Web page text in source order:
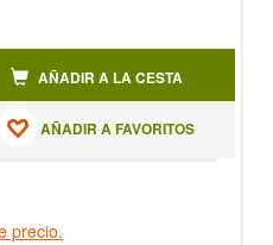
AÑADIR A LA CESTA
AÑADIR A FAVORITOS
precio.